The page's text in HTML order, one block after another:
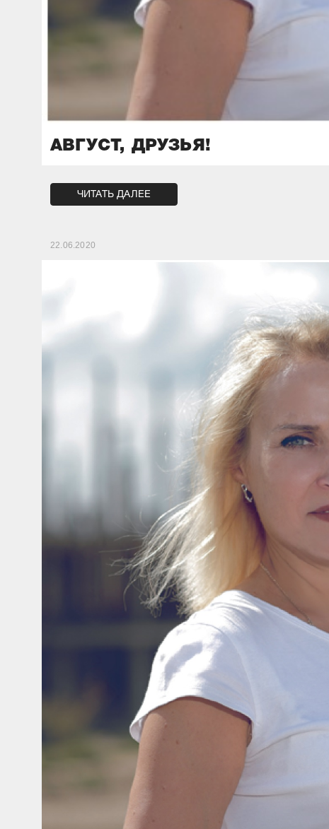
АВГУСТ, ДРУЗЬЯ!
ЧИТАТЬ ДАЛЕЕ
22.06.2020